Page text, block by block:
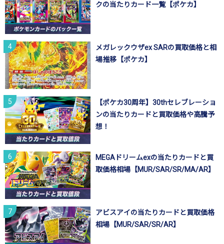
クの当たりカード一覧【ポケカ】
メガレックウザex SARの買取価格と相
場推移【ポケカ】
【ポケカ30周年】30thセレブレーショ
ンの当たりカードと買取価格や高騰予
想！
MEGAドリームexの当たりカードと買
取価格相場【MUR/SAR/SR/MA/AR】
アビスアイの当たりカードと買取価格
相場【MUR/SAR/SR/AR】